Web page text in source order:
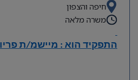
חיפה והצפון
משרה מלאה
התפקיד הוא : מיישמ/ת